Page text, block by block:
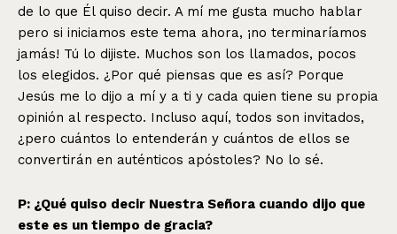
de lo que Él quiso decir. A mí me gusta mucho hablar
pero si iniciamos este tema ahora, ¡no terminaríamos
jamás! Tú lo dijiste. Muchos son los llamados, pocos
los elegidos. ¿Por qué piensas que es así? Porque
Jesús me lo dijo a mí y a ti y cada quien tiene su propia
opinión al respecto. Incluso aquí, todos son invitados,
¿pero cuántos lo entenderán y cuántos de ellos se
convertirán en auténticos apóstoles? No lo sé.
P: ¿Qué quiso decir Nuestra Señora cuando dijo que
este es un tiempo de gracia?